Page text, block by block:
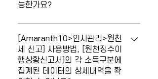
능한가요?
[원천징수이행상황신고서]의 관할세무서를
변경하고 싶은데 어디서 변경 가능한가요?
◎ 메뉴 : 시스템설정 > 조직관리 > [사업장
관리] 위 메뉴에서 기본 정보 중 '관할세무
서'를 변경하시기 바랍니다.
[Amaranth10>인사관리>원천
세 신고] 사용방법, [원천징수이
행상황신고서]의 각 소득구분에
집계된 데이터의 상세내역을 확